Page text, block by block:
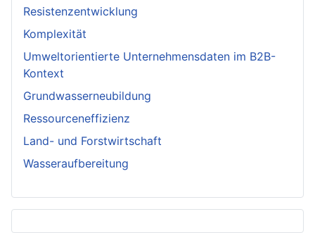
Resistenzentwicklung
Komplexität
Umweltorientierte Unternehmensdaten im B2B-
Kontext
Grundwasserneubildung
Ressourceneffizienz
Land- und Forstwirtschaft
Wasseraufbereitung